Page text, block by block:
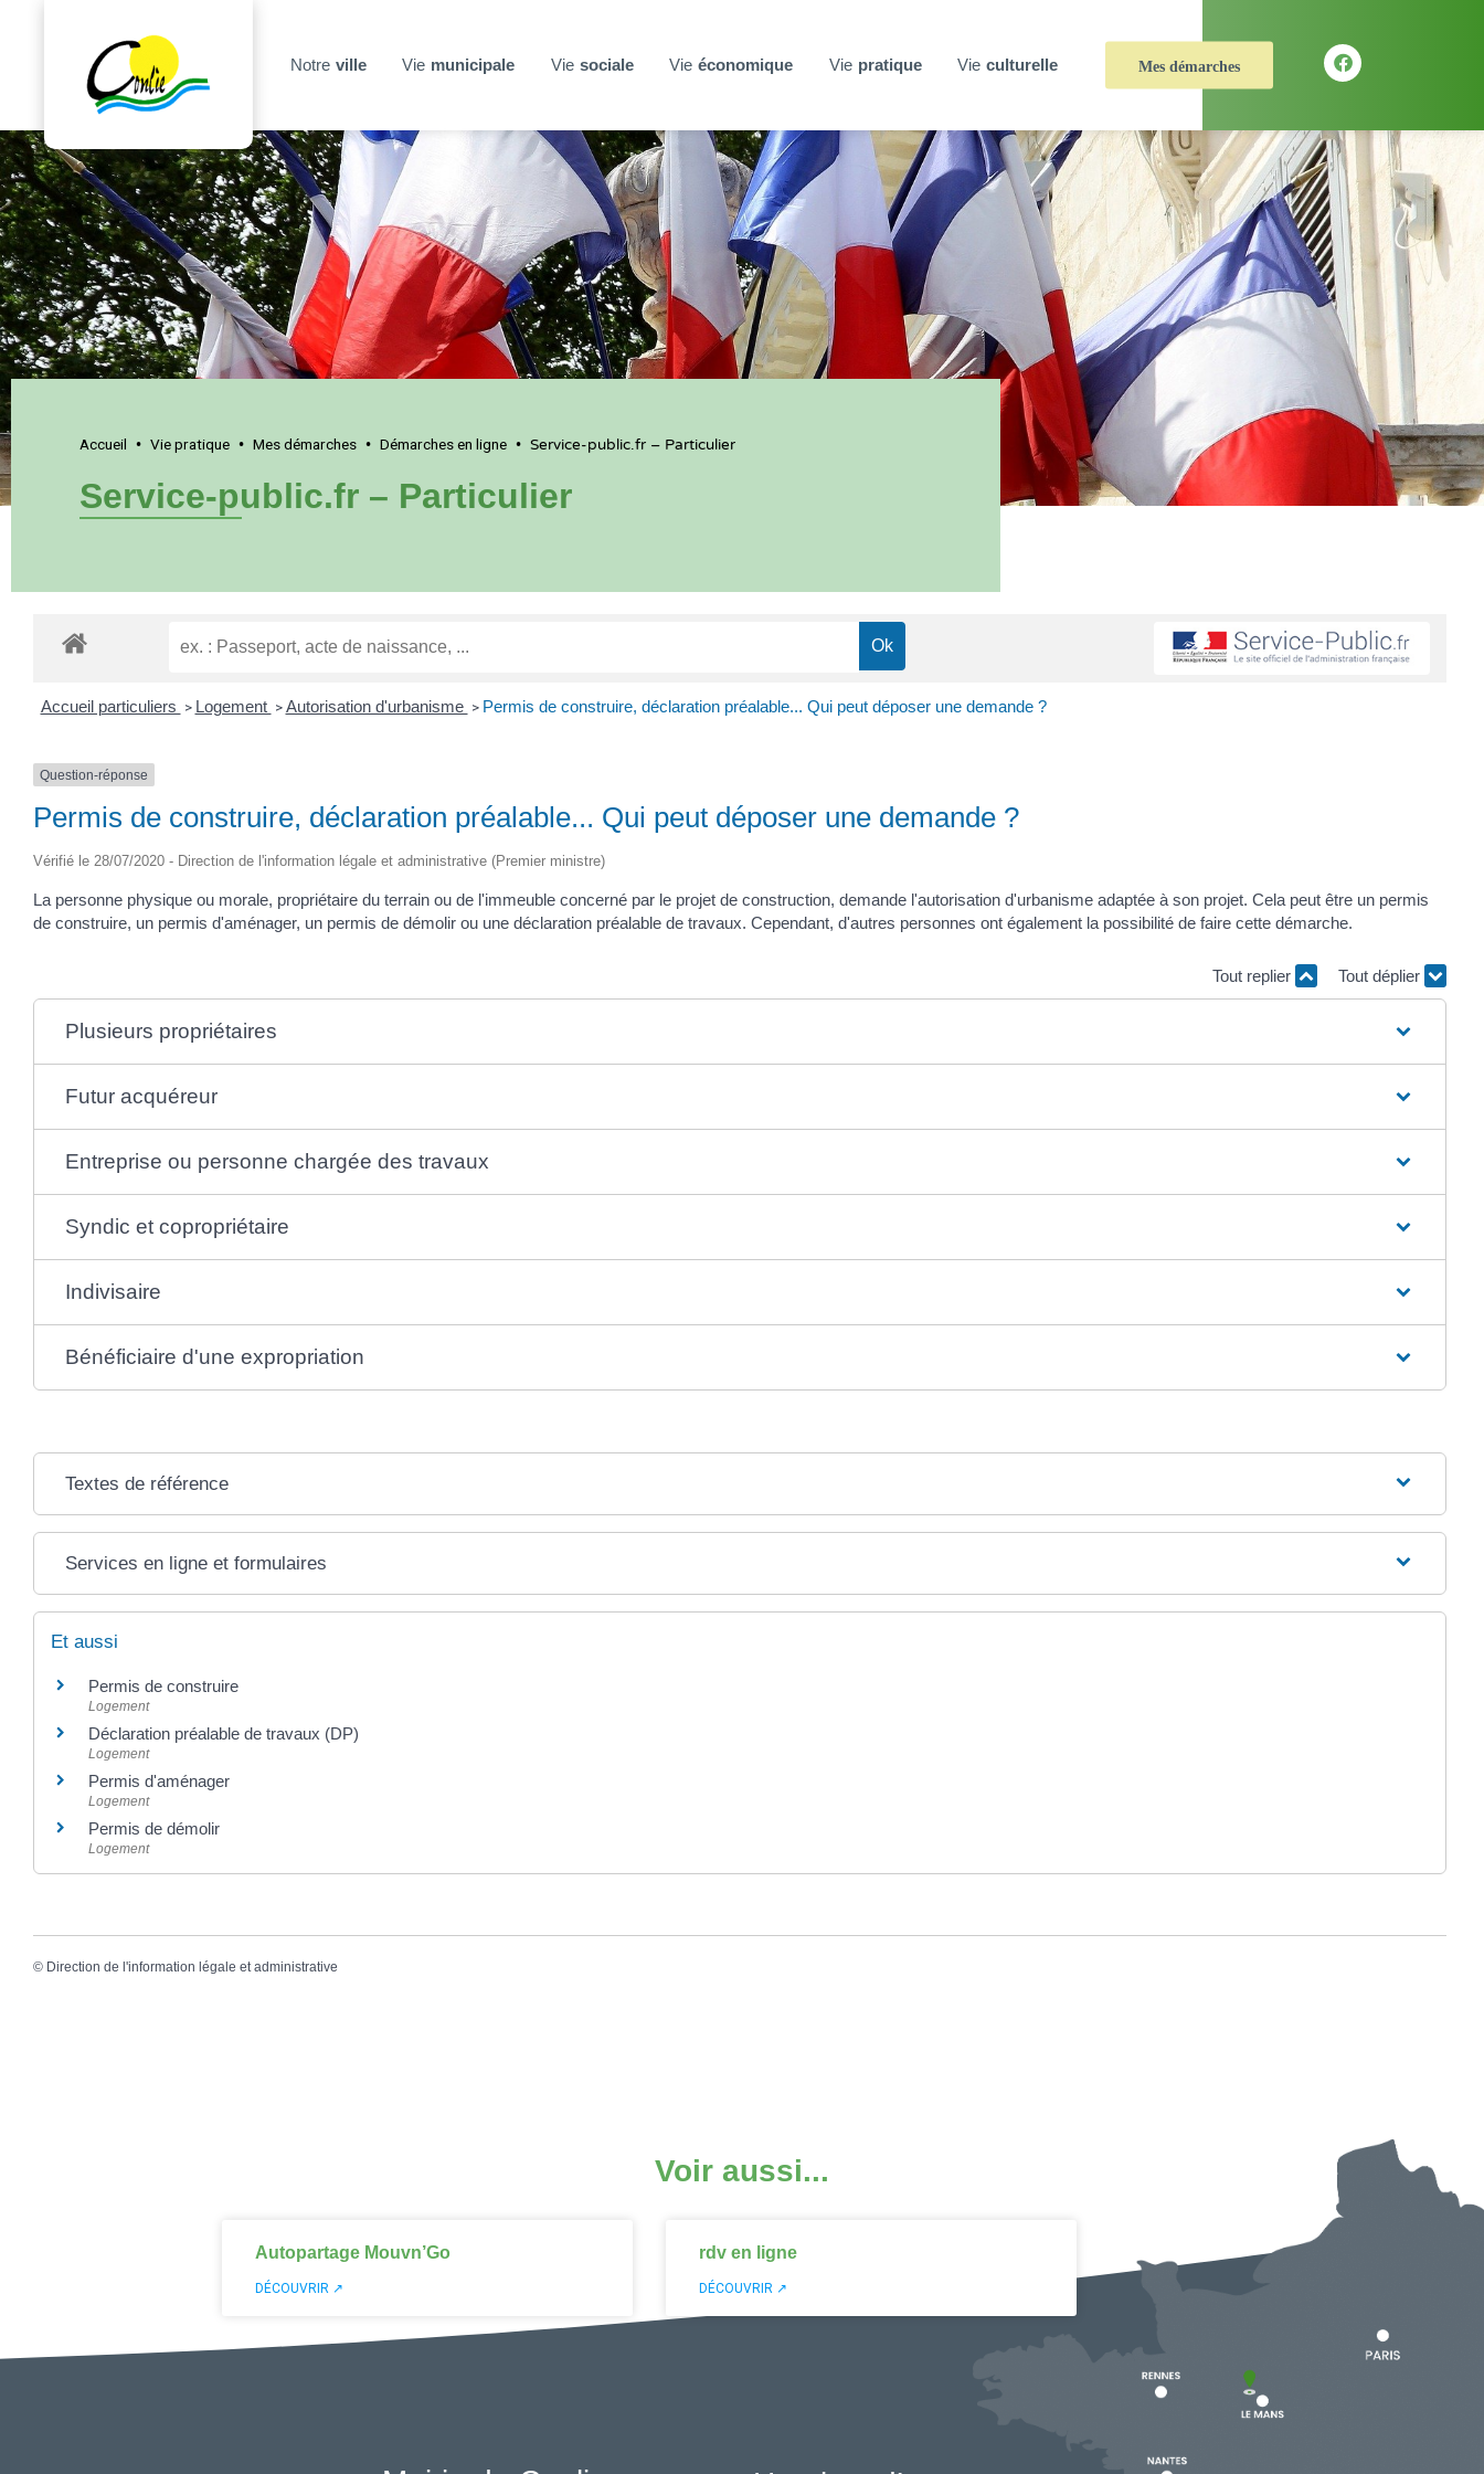
Notre ville Vie municipale Vie sociale Vie économique Vie pratique Vie culturelle Mes démarches
Accueil • Vie pratique • Mes démarches • Démarches en ligne • Service-public.fr – Particulier
Service-public.fr – Particulier
Accueil particuliers > Logement > Autorisation d'urbanisme > Permis de construire, déclaration préalable... Qui peut déposer une demande ?
Question-réponse
Permis de construire, déclaration préalable... Qui peut déposer une demande ?
Vérifié le 28/07/2020 - Direction de l'information légale et administrative (Premier ministre)
La personne physique ou morale, propriétaire du terrain ou de l'immeuble concerné par le projet de construction, demande l'autorisation d'urbanisme adaptée à son projet. Cela peut être un permis
de construire, un permis d'aménager, un permis de démolir ou une déclaration préalable de travaux. Cependant, d'autres personnes ont également la possibilité de faire cette démarche.
Tout replier Tout déplier
Plusieurs propriétaires
Futur acquéreur
Entreprise ou personne chargée des travaux
Syndic et copropriétaire
Indivisaire
Bénéficiaire d'une expropriation
Textes de référence
Services en ligne et formulaires
Et aussi
Permis de construire
Logement
Déclaration préalable de travaux (DP)
Logement
Permis d'aménager
Logement
Permis de démolir
Logement
© Direction de l'information légale et administrative
Voir aussi...
Autopartage Mouvn’Go
DÉCOUVRIR ↗
rdv en ligne
DÉCOUVRIR ↗